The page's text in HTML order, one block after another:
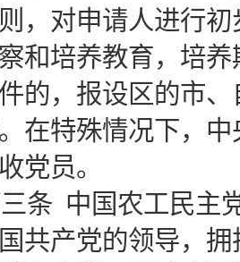
，对申请人进行
和培养教育，培
的，报设区的市
在特殊情况下，
党员。
条 中国农工民主
共产党的领导，